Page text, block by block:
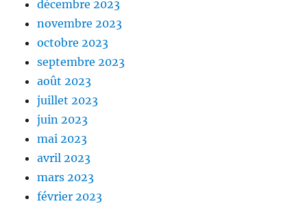
décembre 2023
novembre 2023
octobre 2023
septembre 2023
août 2023
juillet 2023
juin 2023
mai 2023
avril 2023
mars 2023
février 2023